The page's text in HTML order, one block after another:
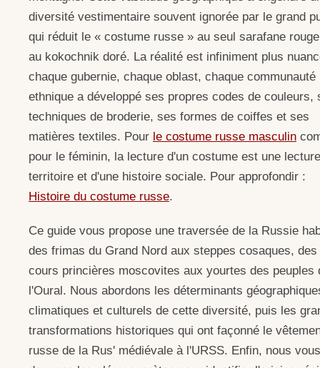
diversité vestimentaire souvent ignorée par le grand
qui réduit le « costume russe » au seul sarafane
au kokochnik doré. La réalité est infiniment plus
chaque gubernie, chaque oblast, chaque communauté
ethnique a développé ses propres codes de couleurs,
techniques de broderie, ses formes de coiffes et ses
matières textiles. Pour le costume russe masculin
pour le féminin, la lecture d'un costume est une
territoire et d'une histoire sociale. Pour approfondir :
Histoire du costume russe.
Ce guide vous propose une traversée de la Russie
des frimas du Grand Nord aux steppes cosaques, des
cours princières moscovites aux yourtes des peuples
l'Oural. Nous abordons les déterminants
climatiques et culturels de cette diversité, puis les
transformations historiques qui ont façonné le
russe de la Rus' médiévale à l'URSS. Enfin, nous vous